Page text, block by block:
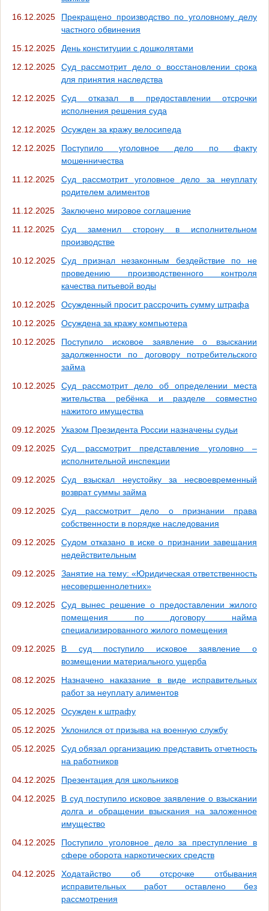
16.12.2025
Прекращено производство по уголовному делу
частного обвинения
15.12.2025
День конституции с дошколятами
12.12.2025
Суд рассмотрит дело о восстановлении срока
для принятия наследства
12.12.2025
Суд отказал в предоставлении отсрочки
исполнения решения суда
12.12.2025
Осужден за кражу велосипеда
12.12.2025
Поступило уголовное дело по факту
мошенничества
11.12.2025
Суд рассмотрит уголовное дело за неуплату
родителем алиментов
11.12.2025
Заключено мировое соглашение
11.12.2025
Суд заменил сторону в исполнительном
производстве
10.12.2025
Суд признал незаконным бездействие по не
проведению производственного контроля
качества питьевой воды
10.12.2025
Осужденный просит рассрочить сумму штрафа
10.12.2025
Осуждена за кражу компьютера
10.12.2025
Поступило исковое заявление о взыскании
задолженности по договору потребительского
займа
10.12.2025
Суд рассмотрит дело об определении места
жительства ребёнка и разделе совместно
нажитого имущества
09.12.2025
Указом Президента России назначены судьи
09.12.2025
Суд рассмотрит представление уголовно –
исполнительной инспекции
09.12.2025
Суд взыскал неустойку за несвоевременный
возврат суммы займа
09.12.2025
Суд рассмотрит дело о признании права
собственности в порядке наследования
09.12.2025
Судом отказано в иске о признании завещания
недействительным
09.12.2025
Занятие на тему: «Юридическая ответственность
несовершеннолетних»
09.12.2025
Суд вынес решение о предоставлении жилого
помещения по договору найма
специализированного жилого помещения
09.12.2025
В суд поступило исковое заявление о
возмещении материального ущерба
08.12.2025
Назначено наказание в виде исправительных
работ за неуплату алиментов
05.12.2025
Осужден к штрафу
05.12.2025
Уклонился от призыва на военную службу
05.12.2025
Суд обязал организацию представить отчетность
на работников
04.12.2025
Презентация для школьников
04.12.2025
В суд поступило исковое заявление о взыскании
долга и обращении взыскания на заложенное
имущество
04.12.2025
Поступило уголовное дело за преступление в
сфере оборота наркотических средств
04.12.2025
Ходатайство об отсрочке отбывания
исправительных работ оставлено без
рассмотрения